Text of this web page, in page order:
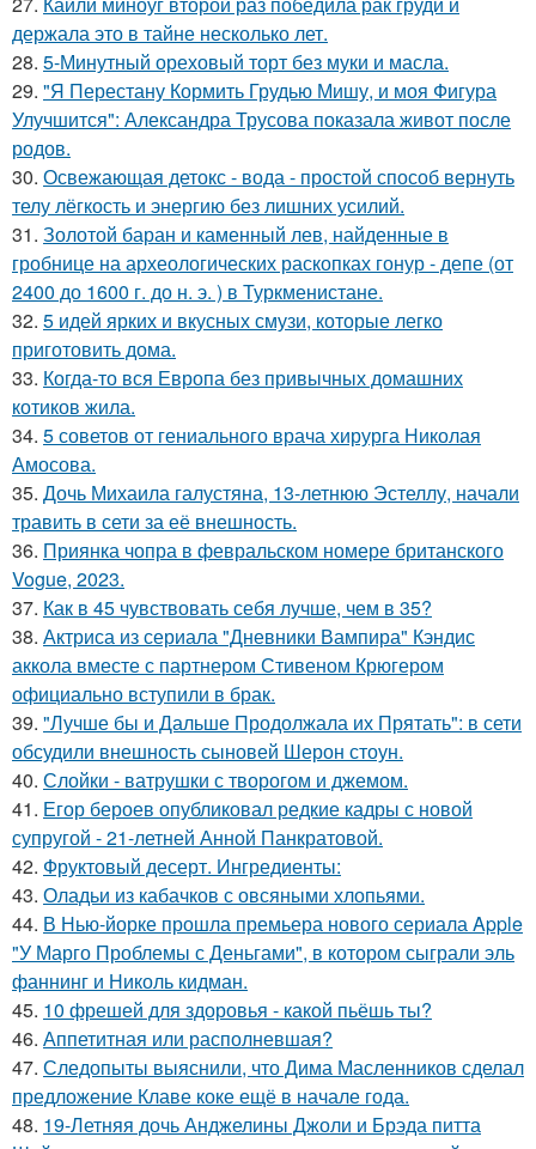
держала это в тайне несколько лет.
28. 5-Минутный ореховый торт без муки и масла.
29. "Я Перестану Кормить Грудью Мишу, и моя Фигура
Улучшится": Александра Трусова показала живот после
родов.
30. Освежающая детокс - вода - простой способ вернуть
телу лёгкость и энергию без лишних усилий.
31. Золотой баран и каменный лев, найденные в
гробнице на археологических раскопках гонур - депе (от
2400 до 1600 г. до н. э. ) в Туркменистане.
32. 5 идей ярких и вкусных смузи, которые легко
приготовить дома.
33. Когда-то вся Европа без привычных домашних
котиков жила.
34. 5 советов от гениального врача хирурга Николая
Амосова.
35. Дочь Михаила галустяна, 13-летнюю Эстеллу, начали
травить в сети за её внешность.
36. Приянка чопра в февральском номере британского
Vogue, 2023.
37. Как в 45 чувствовать себя лучше, чем в 35?
38. Актриса из сериала "Дневники Вампира" Кэндис
аккола вместе с партнером Стивеном Крюгером
официально вступили в брак.
39. "Лучше бы и Дальше Продолжала их Прятать": в сети
обсудили внешность сыновей Шерон стоун.
40. Слойки - ватрушки с творогом и джемом.
41. Егор бероев опубликовал редкие кадры с новой
супругой - 21-летней Анной Панкратовой.
42. Фруктовый десерт. Ингредиенты:
43. Оладьи из кабачков с овсяными хлопьями.
44. В Нью-йорке прошла премьера нового сериала Apple
"У Марго Проблемы с Деньгами", в котором сыграли эль
фаннинг и Николь кидман.
45. 10 фрешей для здоровья - какой пьёшь ты?
46. Аппетитная или располневшая?
47. Следопыты выяснили, что Дима Масленников сделал
предложение Клаве коке ещё в начале года.
48. 19-Летняя дочь Анджелины Джоли и Брэда питта